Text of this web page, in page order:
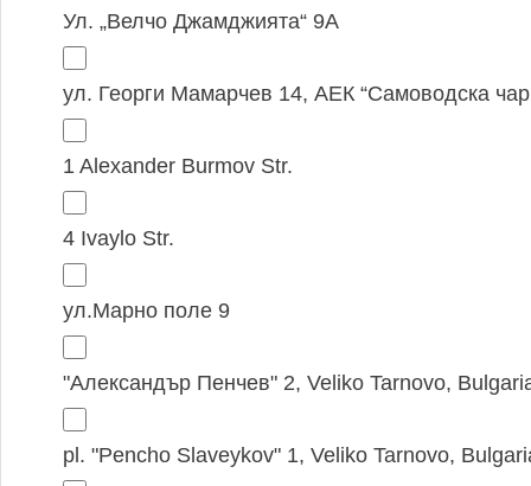
Ул. „Велчо Джамджията“ 9А
ул. Георги Мамарчев 14, АЕК “Самоводска
1 Alexander Burmov Str.
4 Ivaylo Str.
ул.Марно поле 9
"Александър Пенчев" 2, Veliko Tarnovo,
pl. "Pencho Slaveykov" 1, Veliko Tarnovo,